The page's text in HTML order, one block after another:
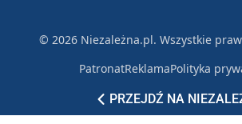
PRZEJDŹ NA
© 2026 Niezależna.pl. Wszystkie
PatronatReklamaPolityka